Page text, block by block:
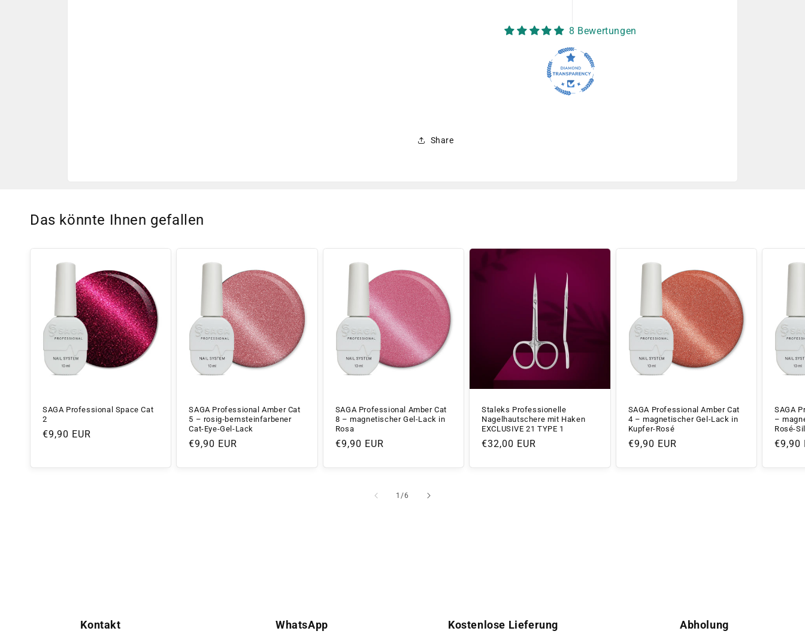
8 Bewertungen
Share
Das könnte Ihnen gefallen
SAGA Professional Space Cat
2
Normaler
€9,90 EUR
SAGA Professional Amber Cat
5 – rosig-bernsteinfarbener
Cat-Eye-Gel-Lack
Normaler
€9,90 EUR
SAGA Professional Amber Cat
8 – magnetischer Gel-Lack in
Rosa
Normaler
€9,90 EUR
Staleks Professionelle
Nagelhautschere mit Haken
EXCLUSIVE 21 TYPE 1
Normaler
€32,00 EUR
SAGA Professional Amber Cat
4 – magnetischer Gel-Lack in
Kupfer-Rosé
Normaler
€9,90 EUR
SAGA
–
Rosé-
€9,90
1/von
6
Kontakt WhatsApp Kostenlose Lieferung Abholung